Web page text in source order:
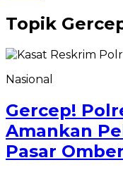
Topik
Nasional
Gercep!
Amankan
Pasar